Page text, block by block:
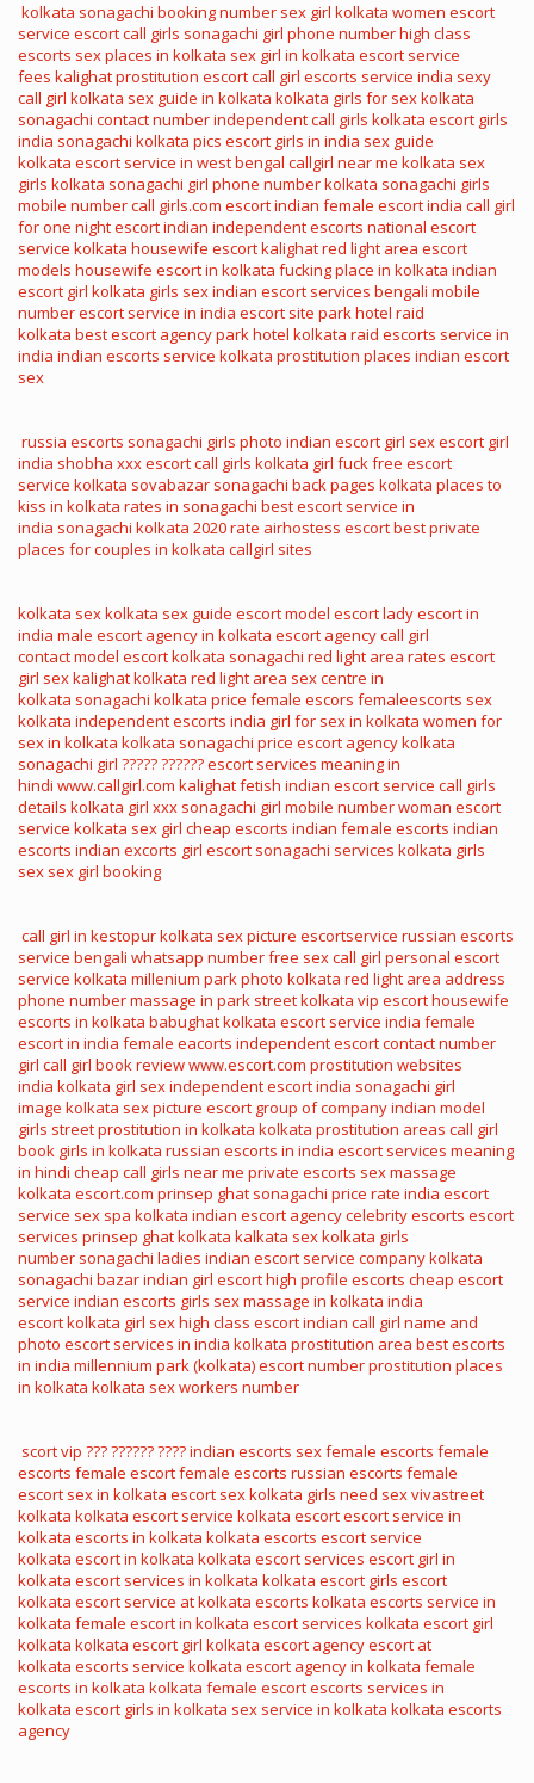
kolkata sonagachi booking number sex girl kolkata women escort
service escort call girls sonagachi girl phone numberhigh class
escorts sex places in kolkata sex girl in kolkata escort service
fees kalighat prostitution escort call girl escorts service india sexy
call girl kolkata sex guide in kolkata kolkata girls for sexkolkata
sonagachi contact numberindependent call girls kolkata escort girls
india sonagachi kolkata pics escort girls in india sex guide
kolkata escort service in west bengal callgirl near me kolkata sex
girls kolkata sonagachi girl phone numberkolkata sonagachi girls
mobile numbercall girls.com escort indian female escort india call girl
for one nightescort indian independent escorts national escort
service kolkata housewife escortkalighat red light area escort
models housewife escort in kolkata fucking place in kolkata indian
escort girl kolkata girls sexindian escort services bengali mobile
numberescort service in india escort site park hotel raid
kolkata best escort agencypark hotel kolkata raid escorts service in
india indian escorts service kolkata prostitution places indian escort
sex
russia escorts sonagachi girls photo indian escort girl sexescort girl
india shobha xxxescort call girls kolkata girl fuckfree escort
service kolkata sovabazar sonagachi back pages kolkata places to
kiss in kolkata rates in sonagachi best escort service in
india sonagachi kolkata 2020 rate airhostess escortbest private
places for couples in kolkata callgirl sites
kolkata sexkolkata sex guide escort model escort ladyescort in
india male escort agency in kolkata escort agencycall girl
contactmodel escortkolkata sonagachi red light area rates escort
girl sexkalighat kolkata red light area sex centre in
kolkata sonagachi kolkata price female escors femaleescorts sex
kolkata independent escorts india girl for sex in kolkata women for
sex in kolkata kolkata sonagachi price escort agencykolkata
sonagachi girl ????? ??????escort services meaning in
hindi www.callgirl.com kalighat fetish indian escort service call girls
details kolkata girl xxx sonagachi girl mobile numberwoman escort
service kolkata sex girl cheap escorts indian female escorts indian
escorts indian excorts girl escort sonagachi services kolkata girls
sex sex girl booking
call girl in kestopurkolkata sex picture escortservice russian escorts
service bengali whatsapp numberfree sex call girl personal escort
service kolkata millenium park photo kolkata red light area address
phone numbermassage in park street kolkata vip escorthousewife
escorts in kolkata babughat kolkata escort service india female
escort in india female eacorts independent escortcontact number
girl call girl book reviewwww.escort.com prostitution websites
india kolkata girl sexindependent escort india sonagachi girl
image kolkata sex picture escort group of companyindian model
girls street prostitution in kolkata kolkata prostitution areas call girl
book girls in kolkata russian escorts in india escort services meaning
in hindi cheap call girls near me private escorts sex massage
kolkata escort.com prinsep ghat sonagachi price rate india escort
service sex spa kolkata indian escort agencycelebrity escorts escort
services prinsep ghat kolkata kalkata sexkolkata girls
number sonagachi ladies indian escort service companykolkata
sonagachi bazarindian girl escorthigh profile escorts cheap escort
service indian escorts girls sex massage in kolkata india
escortkolkata girl sexhigh class escortindian call girl name and
photo escort services in india kolkata prostitution area best escorts
in india millennium park (kolkata)escort numberprostitution places
in kolkata kolkata sex workers number
scort vip ??? ?????? ????indian escorts sexfemale escorts female
escorts female escortfemale escorts russian escorts female
escort sex in kolkata escort sexkolkata girls need sexvivastreet
kolkata kolkata escort service kolkata escortescort service in
kolkata escorts in kolkata kolkata escorts escort service
kolkata escort in kolkata kolkata escort services escort girl in
kolkata escort services in kolkata kolkata escort girls escort
kolkata escort service at kolkata escorts kolkata escorts service in
kolkata female escort in kolkata escort services kolkata escort girl
kolkata kolkata escort girl kolkata escort agencyescort at
kolkata escorts service kolkata escort agency in kolkata female
escorts in kolkata kolkata female escortescorts services in
kolkata escort girls in kolkata sex service in kolkata kolkata escorts
agency